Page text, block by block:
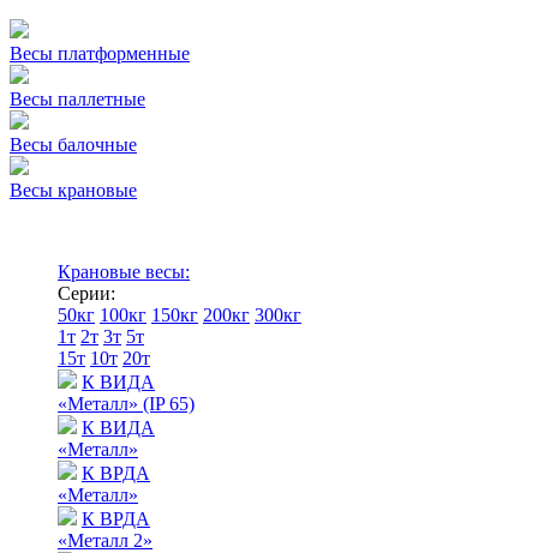
Весы платформенные
Весы паллетные
Весы балочные
Весы крановые
Крановые весы:
Серии:
50кг 100кг 150кг 200кг 300кг
1т 2т 3т 5т
15т 10т 20т
К ВИДА
«Металл» (IP 65)
К ВИДА
«Металл»
К ВРДА
«Металл»
К ВРДА
«Металл 2»